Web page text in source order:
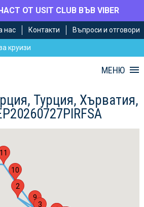
ОТ USIT CLUB ВЪВ VIBER
нас Контакти Въпроси и отговори
круизи
МЕНЮ
Турция, Хърватия,
2
3
9
10
11